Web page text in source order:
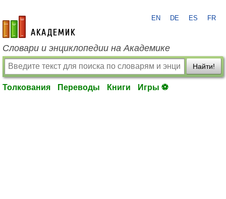
academic.ru
EN DE ES FR
Словари и энциклопедии на Академике
Найти!
Толкования Переводы Книги Игры ⚽